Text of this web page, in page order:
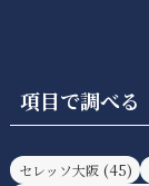
項目で調べる
セレッソ大阪 (45)